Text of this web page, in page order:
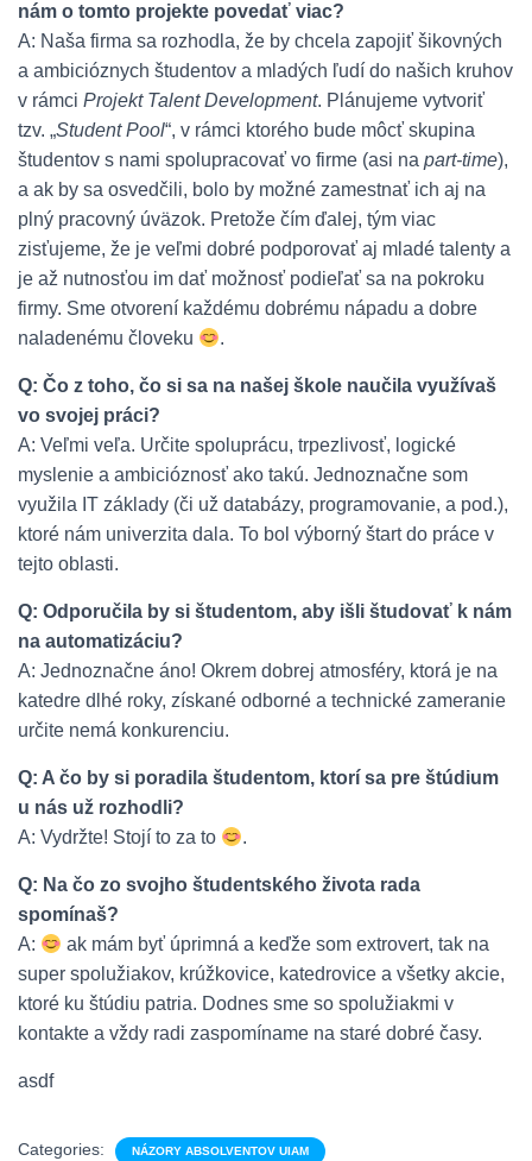
nám o tomto projekte povedať viac?
A: Naša firma sa rozhodla, že by chcela zapojiť šikovných
a ambicióznych študentov a mladých ľudí do našich kruhov
v rámci Projekt Talent Development. Plánujeme vytvoriť
tzv. „Student Pool“, v rámci ktorého bude môcť skupina
študentov s nami spolupracovať vo firme (asi na part-time),
a ak by sa osvedčili, bolo by možné zamestnať ich aj na
plný pracovný úväzok. Pretože čím ďalej, tým viac
zisťujeme, že je veľmi dobré podporovať aj mladé talenty a
je až nutnosťou im dať možnosť podieľať sa na pokroku
firmy. Sme otvorení každému dobrému nápadu a dobre
naladenému človeku
.
Q: Čo z toho, čo si sa na našej škole naučila využívaš
vo svojej práci?
A: Veľmi veľa. Určite spoluprácu, trpezlivosť, logické
myslenie a ambicióznosť ako takú. Jednoznačne som
využila IT základy (či už databázy, programovanie, a pod.),
ktoré nám univerzita dala. To bol výborný štart do práce v
tejto oblasti.
Q: Odporučila by si študentom, aby išli študovať k nám
na automatizáciu?
A: Jednoznačne áno! Okrem dobrej atmosféry, ktorá je na
katedre dlhé roky, získané odborné a technické zameranie
určite nemá konkurenciu.
Q: A čo by si poradila študentom, ktorí sa pre štúdium
u nás už rozhodli?
A: Vydržte! Stojí to za to
.
Q: Na čo zo svojho študentského života rada
spomínaš?
A:
ak mám byť úprimná a keďže som extrovert, tak na
super spolužiakov, krúžkovice, katedrovice a všetky akcie,
ktoré ku štúdiu patria. Dodnes sme so spolužiakmi v
kontakte a vždy radi zaspomíname na staré dobré časy.
asdf
Categories: NÁZORY ABSOLVENTOV UIAM